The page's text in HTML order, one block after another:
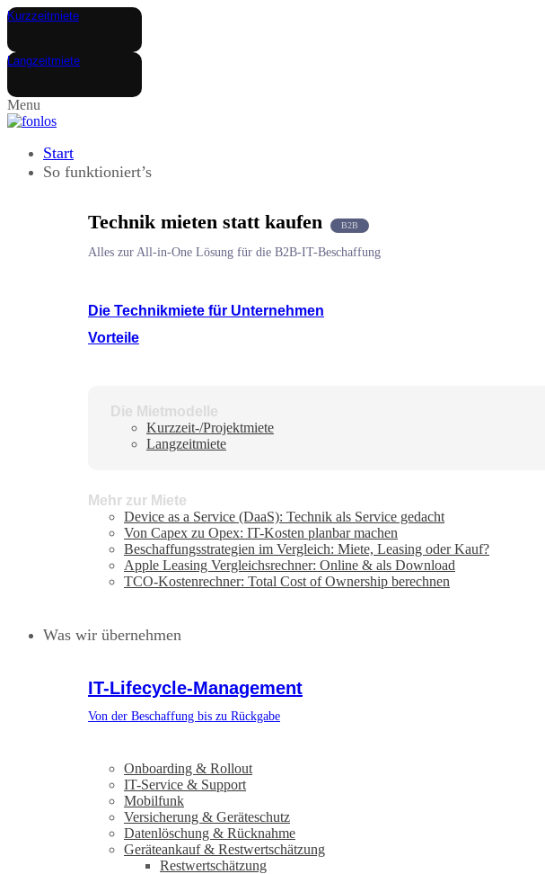
Kurzzeitmiete
Langzeitmiete
Menu
Start
So funktioniert’s
Technik mieten statt kaufen B2B
Alles zur All-in-One Lösung für die B2B-IT-Beschaffung
Die Technikmiete für Unternehmen
Vorteile
Die Mietmodelle
Kurzzeit-/Projektmiete
Langzeitmiete
Mehr zur Miete
Device as a Service (DaaS): Technik als Service gedacht
Von Capex zu Opex: IT-Kosten planbar machen
Beschaffungsstrategien im Vergleich: Miete, Leasing oder Kauf?
Apple Leasing Vergleichsrechner: Online & als Download
TCO-Kostenrechner: Total Cost of Ownership berechnen
Was wir übernehmen
IT-Lifecycle-Management
Von der Beschaffung bis zu Rückgabe
Onboarding & Rollout
IT-Service & Support
Mobilfunk
Versicherung & Geräteschutz
Datenlöschung & Rücknahme
Geräteankauf & Restwertschätzung
Restwertschätzung